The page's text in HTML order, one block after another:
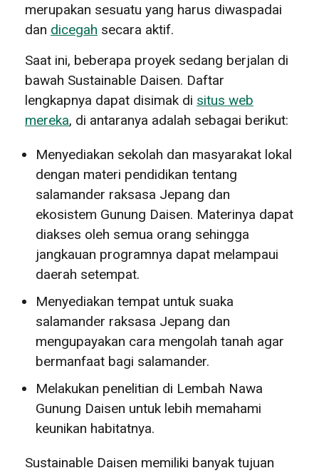
merupakan sesuatu yang harus diwaspadai
dan dicegah secara aktif.
Saat ini, beberapa proyek sedang berjalan di
bawah Sustainable Daisen. Daftar
lengkapnya dapat disimak di situs web
mereka, di antaranya adalah sebagai berikut:
Menyediakan sekolah dan masyarakat lokal
dengan materi pendidikan tentang
salamander raksasa Jepang dan
ekosistem Gunung Daisen. Materinya dapat
diakses oleh semua orang sehingga
jangkauan programnya dapat melampaui
daerah setempat.
Menyediakan tempat untuk suaka
salamander raksasa Jepang dan
mengupayakan cara mengolah tanah agar
bermanfaat bagi salamander.
Melakukan penelitian di Lembah Nawa
Gunung Daisen untuk lebih memahami
keunikan habitatnya.
Sustainable Daisen memiliki banyak tujuan